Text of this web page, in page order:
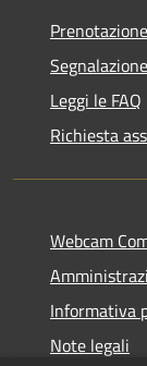
Leggi le FAQ
Richiesta
Webcam
Informativa
Note legali